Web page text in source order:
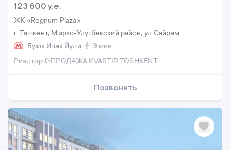
123 600 y.e.
ЖК «Regnum Plaza»
г. Ташкент, Мирзо-Улугбекский район, ул.Сайрам
Буюк Ипак Йули
9 мин.
Риэлтор ☪️ПРОДАЖА KVARTIR TOSHKENT
Позвонить